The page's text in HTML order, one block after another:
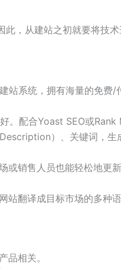
，从建站之初就要将技术
站系统，拥有海量的免费
。配合Yoast SEO或
）、关键词，
或销售人员也能轻松地更
站翻译成目标市场的多种
品相关。